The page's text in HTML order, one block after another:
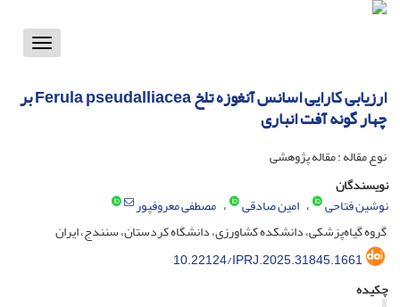
Toggle
ارزیابی کارایی اسانس آنغوزه تلخ Ferula pseudalliacea بر
چهار گونه آفت انباری
نوع مقاله : مقاله پژوهشی
نویسندگان
نوشین فتاحی
امین صادقی
مصطفی معروفپور
گروه گیاه‌پزشکی، دانشکده کشاورزی، دانشگاه کردستان، سنندج، ایران
10.22124/IPRJ.2025.31845.1661
چکیده